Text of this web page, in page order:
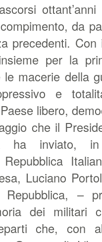
da
precedenti. Con
per la
le macerie della
e
libero,
che il
ha inviato, in
Repubblica
Luciano
Repubblica, –
dei militari
che, con